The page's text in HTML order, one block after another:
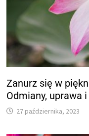
Zanurz się w
Odmiany, uprawa
27 października, 2023